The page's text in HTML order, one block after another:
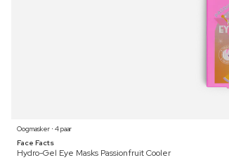
Oogmasker ⋅ 4 paar
Face Facts
Hydro-Gel Eye Masks Passionfruit Cooler